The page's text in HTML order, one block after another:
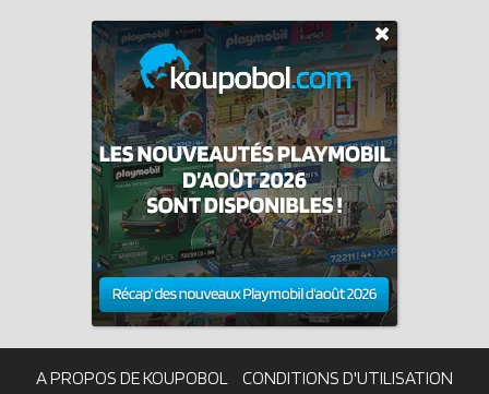
A PROPOS DE KOUPOBOL CONDITIONS D'UTILISATION